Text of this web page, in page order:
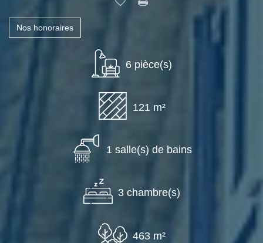
Nos honoraires
6 pièce(s)
121 m²
1 salle(s) de bains
3 chambre(s)
463 m²